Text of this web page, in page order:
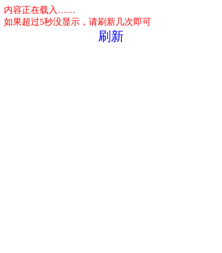
内容正在载入……
如果超过5秒没显示，请刷新几次即可
刷新